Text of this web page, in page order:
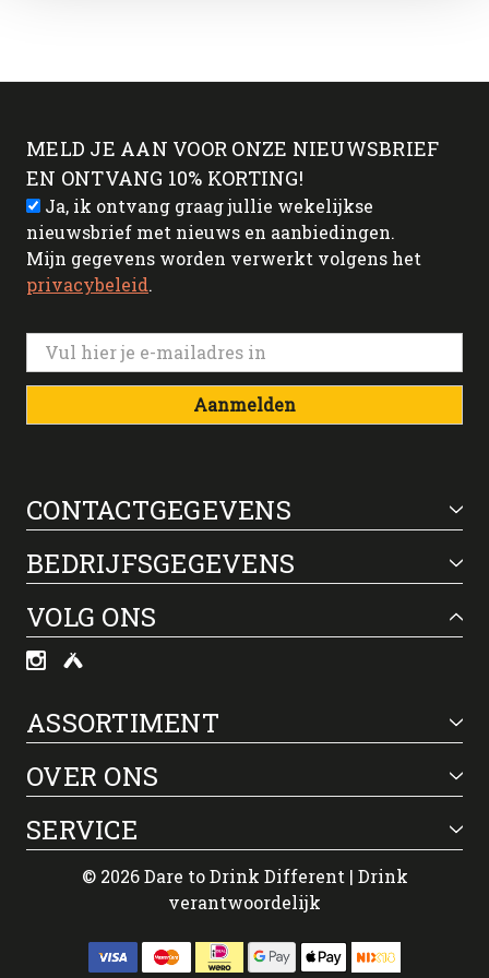
MELD JE AAN VOOR ONZE NIEUWSBRIEF
EN ONTVANG 10% KORTING!
Ja, ik ontvang graag jullie wekelijkse
nieuwsbrief met nieuws en aanbiedingen.
Mijn gegevens worden verwerkt volgens het
privacybeleid.
Aanmelden
CONTACTGEGEVENS
BEDRIJFSGEGEVENS
VOLG ONS
ASSORTIMENT
OVER ONS
SERVICE
© 2026 Dare to Drink Different | Drink
verantwoordelijk